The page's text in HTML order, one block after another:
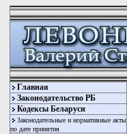
Главная
Законодательство РБ
Кодексы Беларуси
Законодательные и нормативные акты
по дате принятия